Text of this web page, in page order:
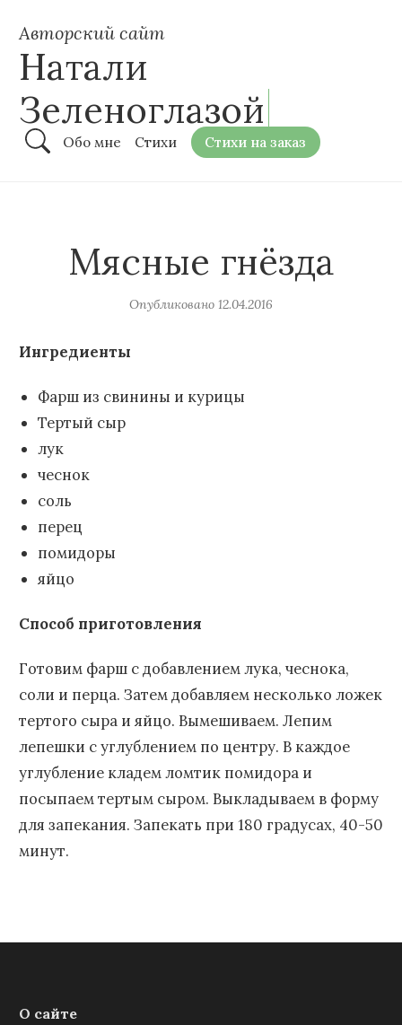
Авторский сайт
Натали
Зеленоглазой
Обо мне Стихи Стихи на заказ
Мясные гнёзда
Опубликовано 12.04.2016
Ингредиенты
Фарш из свинины и курицы
Тертый сыр
лук
чеснок
соль
перец
помидоры
яйцо
Способ приготовления
Готовим фарш с добавлением лука, чеснока,
соли и перца. Затем добавляем несколько ложек
тертого сыра и яйцо. Вымешиваем. Лепим
лепешки с углублением по центру. В каждое
углубление кладем ломтик помидора и
посыпаем тертым сыром. Выкладываем в форму
для запекания. Запекать при 180 градусах, 40-50
минут.
О сайте